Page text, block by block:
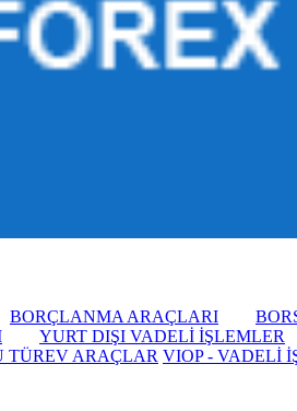
BORÇLANMA ARAÇLARI
YURT DIŞI VADELİ İŞLEMLER
TÜREV ARAÇLAR VIOP - VADELİ